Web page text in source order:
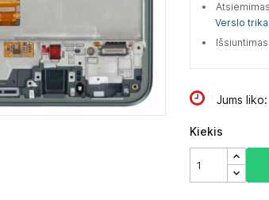
Verslo
Jums liko:
Kiekis